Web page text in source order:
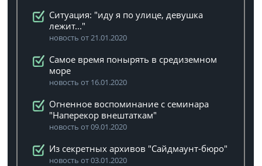
Ситуация: "иду я по улице, девушка
лежит..."
новость от 21.01.2020
Самое время понырять в средиземном
море
новость от 16.01.2020
Огненное воспоминание с семинара
"Наперекор внештаткам"
новость от 09.01.2020
Из секретных архивов "Сайдмаунт-бюро"
новость от 03.01.2020